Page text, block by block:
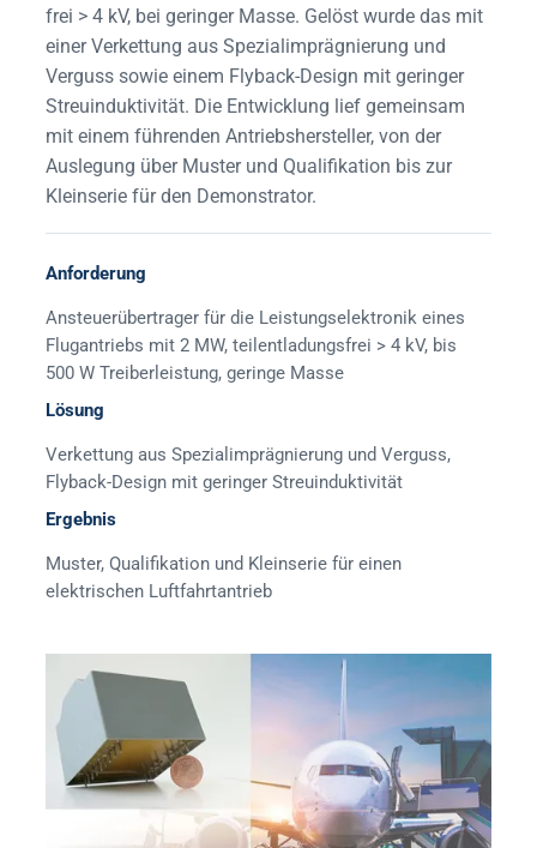
frei > 4 kV, bei geringer Masse. Gelöst wurde das mit
einer Verkettung aus Spezialimprägnierung und
Verguss sowie einem Flyback-Design mit geringer
Streuinduktivität. Die Entwicklung lief gemeinsam
mit einem führenden Antriebshersteller, von der
Auslegung über Muster und Qualifikation bis zur
Kleinserie für den Demonstrator.
Anforderung
Ansteuerübertrager für die Leistungselektronik eines
Flugantriebs mit 2 MW, teilentladungsfrei > 4 kV, bis
500 W Treiberleistung, geringe Masse
Lösung
Verkettung aus Spezialimprägnierung und Verguss,
Flyback-Design mit geringer Streuinduktivität
Ergebnis
Muster, Qualifikation und Kleinserie für einen
elektrischen Luftfahrtantrieb